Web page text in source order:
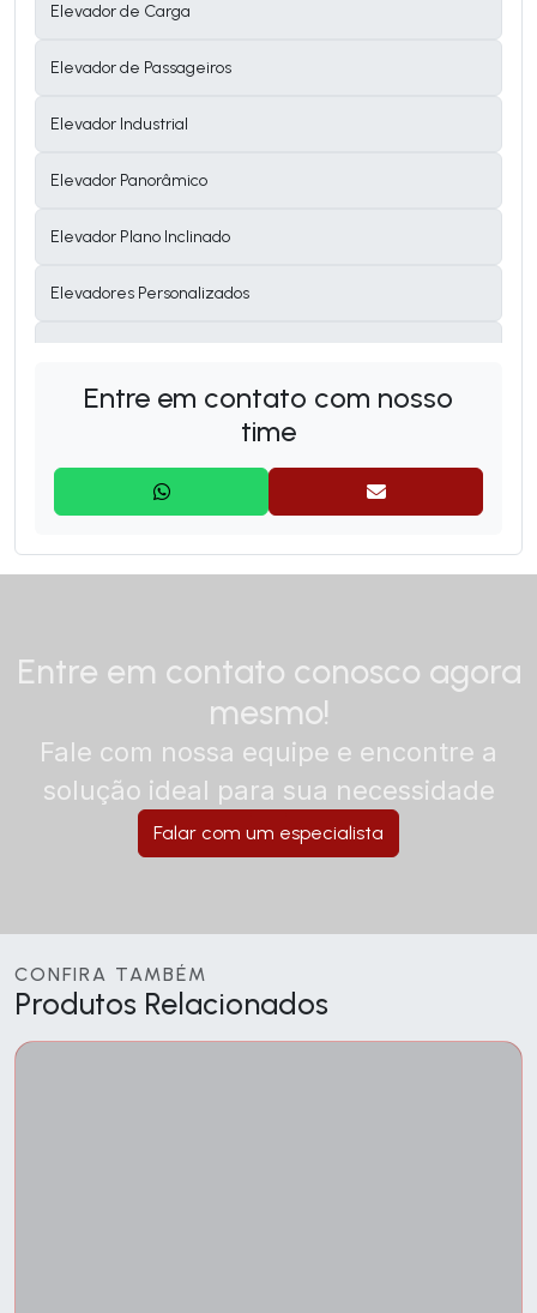
Elevador de Carga
Elevador de Passageiros
Elevador Industrial
Elevador Panorâmico
Elevador Plano Inclinado
Elevadores Personalizados
Entre em contato com nosso
time
Entre em contato conosco agora
mesmo!
Fale com nossa equipe e encontre a
solução ideal para sua necessidade
Falar com um especialista
CONFIRA TAMBÉM
Produtos Relacionados